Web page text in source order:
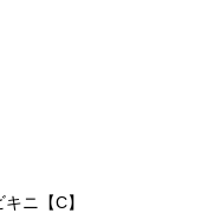
ニ【C】